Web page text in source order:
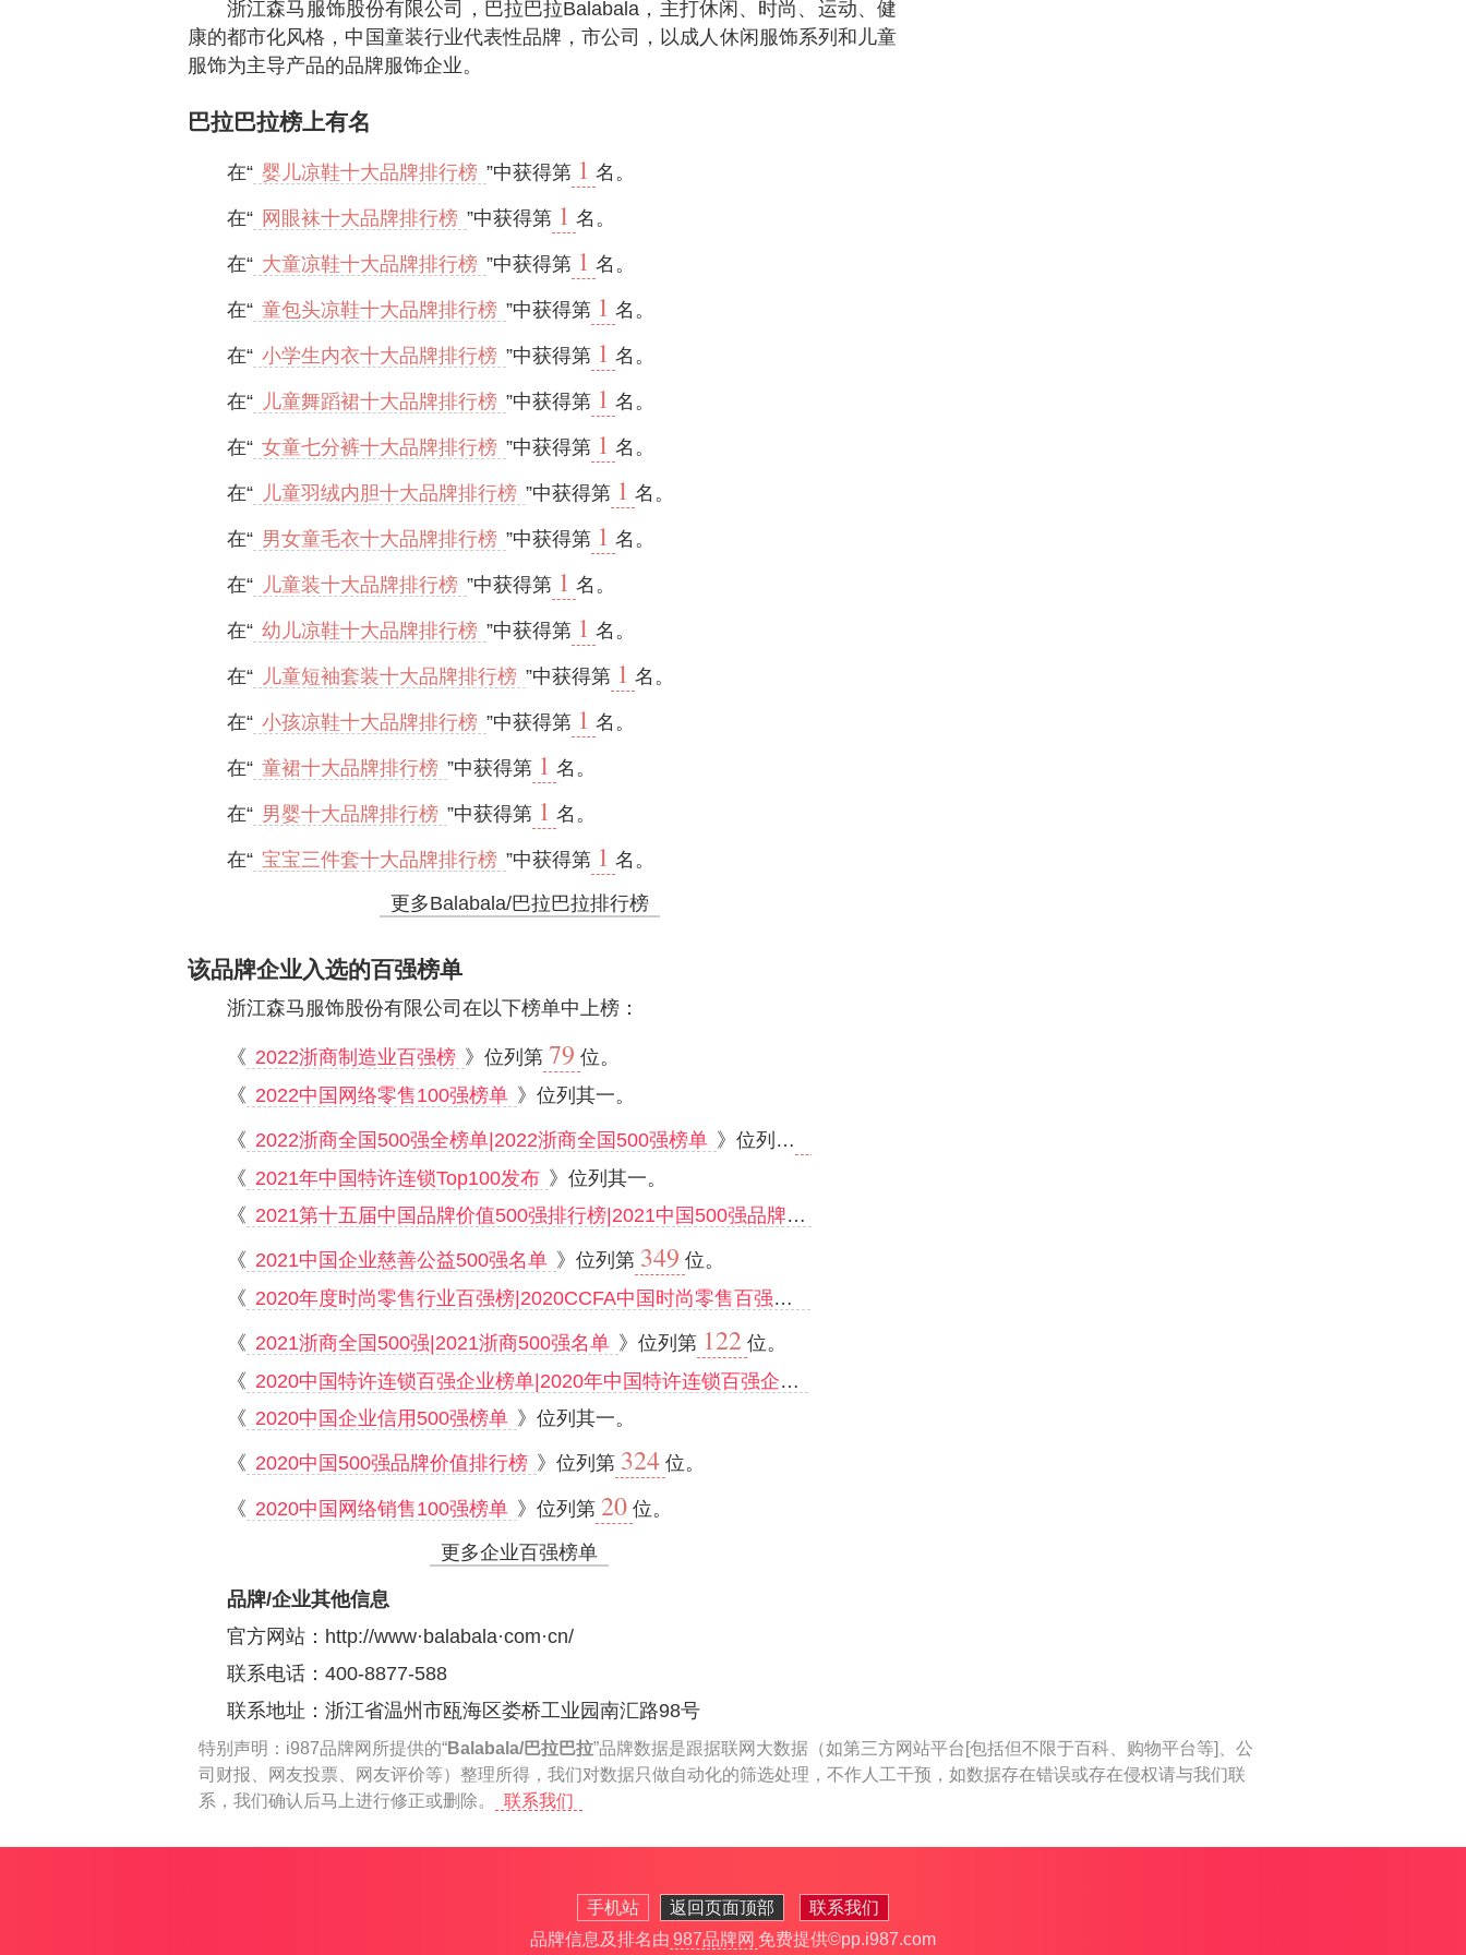
浙江森马服饰股份有限公司，巴拉巴拉Balabala，主打休闲、时尚、运动、健
康的都市化风格，中国童装行业代表性品牌，市公司，以成人休闲服饰系列和儿童
服饰为主导产品的品牌服饰企业。
巴拉巴拉榜上有名
在“ 婴儿凉鞋十大品牌排行榜 ”中获得第 1 名。
在“ 网眼袜十大品牌排行榜 ”中获得第 1 名。
在“ 大童凉鞋十大品牌排行榜 ”中获得第 1 名。
在“ 童包头凉鞋十大品牌排行榜 ”中获得第 1 名。
在“ 小学生内衣十大品牌排行榜 ”中获得第 1 名。
在“ 儿童舞蹈裙十大品牌排行榜 ”中获得第 1 名。
在“ 女童七分裤十大品牌排行榜 ”中获得第 1 名。
在“ 儿童羽绒内胆十大品牌排行榜 ”中获得第 1 名。
在“ 男女童毛衣十大品牌排行榜 ”中获得第 1 名。
在“ 儿童装十大品牌排行榜 ”中获得第 1 名。
在“ 幼儿凉鞋十大品牌排行榜 ”中获得第 1 名。
在“ 儿童短袖套装十大品牌排行榜 ”中获得第 1 名。
在“ 小孩凉鞋十大品牌排行榜 ”中获得第 1 名。
在“ 童裙十大品牌排行榜 ”中获得第 1 名。
在“ 男婴十大品牌排行榜 ”中获得第 1 名。
在“ 宝宝三件套十大品牌排行榜 ”中获得第 1 名。
更多Balabala/巴拉巴拉排行榜
该品牌企业入选的百强榜单
浙江森马服饰股份有限公司在以下榜单中上榜：
《 2022浙商制造业百强榜 》位列第 79 位。
《 2022中国网络零售100强榜单 》位列其一。
《 2022浙商全国500强全榜单|2022浙商全国500强榜单 》位列第
《 2021年中国特许连锁Top100发布 》位列其一。
《 2021第十五届中国品牌价值500强排行榜|2021中国500强品牌价值排行榜
《 2021中国企业慈善公益500强名单 》位列第 349 位。
《 2020年度时尚零售行业百强榜|2020CCFA中国时尚零售百强榜单
《 2021浙商全国500强|2021浙商500强名单 》位列第 122 位。
《 2020中国特许连锁百强企业榜单|2020年中国特许连锁百强企业
《 2020中国企业信用500强榜单 》位列其一。
《 2020中国500强品牌价值排行榜 》位列第 324 位。
《 2020中国网络销售100强榜单 》位列第 20 位。
更多企业百强榜单
品牌/企业其他信息
官方网站： http://www·balabala·com·cn/
联系电话：400-8877-588
联系地址：浙江省温州市瓯海区娄桥工业园南汇路98号
特别声明： i987品牌网所提供的“Balabala/巴拉巴拉”品牌数据是跟据联网大数据（如第三方网站平台[包括但不限于百科、购物平台等]、公
司财报、网友投票、网友评价等）整理所得，我们对数据只做自动化的筛选处理，不作人工干预，如数据存在错误或存在侵权请与我们联
系，我们确认后马上进行修正或删除。
联系我们
手机站 返回页面顶部
联系我们
品牌信息及排名由 987品牌网 免费提供©pp.i987.com